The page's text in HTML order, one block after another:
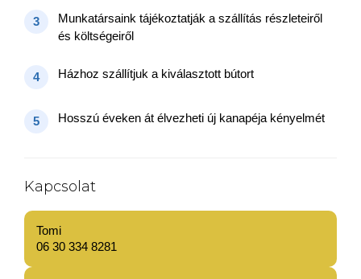
3
Munkatársaink tájékoztatják a szállítás részleteiről
és költségeiről
4 Házhoz szállítjuk a kiválasztott bútort
5 Hosszú éveken át élvezheti új kanapéja kényelmét
Kapcsolat
Tomi
06 30 334 8281